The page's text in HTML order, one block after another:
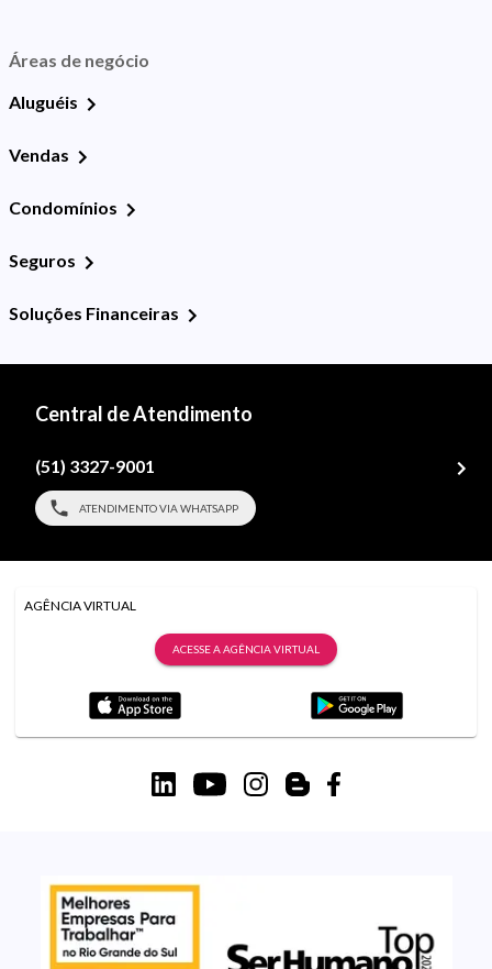
Áreas de negócio
Aluguéis
Vendas
Condomínios
Seguros
Soluções Financeiras
Central de Atendimento
(51) 3327-9001
ATENDIMENTO VIA WHATSAPP
AGÊNCIA VIRTUAL
ACESSE A AGÊNCIA VIRTUAL